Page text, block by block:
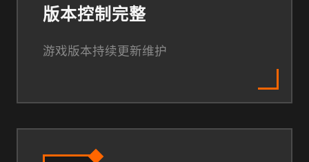
版本控制完整
游戏版本持续更新维护